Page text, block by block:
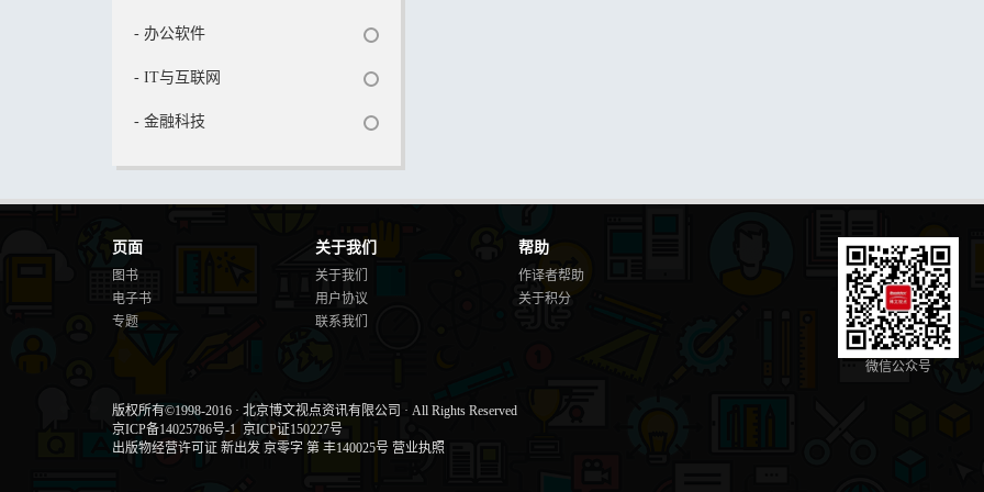
- 办公软件
- IT与互联网
- 金融科技
页面
图书
电子书
专题
关于我们
关于我们
用户协议
联系我们
帮助
作译者帮助
关于积分
微信公众号
版权所有©1998-2016 · 北京博文视点资讯有限公司 · All Rights Reserved
京ICP备14025786号-1 京ICP证150227号
出版物经营许可证 新出发 京零字 第 丰140025号 营业执照